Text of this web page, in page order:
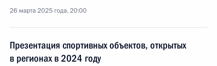
26 марта 2025 года, 20:00
Презентация спортивных объектов, открытых
в регионах в 2024 году